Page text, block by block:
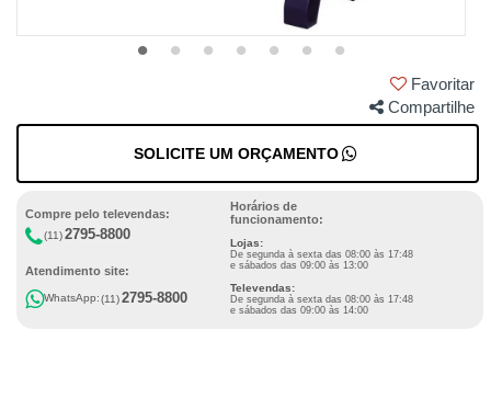
Favoritar
Compartilhe
SOLICITE UM ORÇAMENTO
Compre pelo televendas:
(11)2795-8800
Atendimento site:
WhatsApp:(11)2795-8800
Horários de
funcionamento:
Lojas:
De segunda à sexta das 08:00 às 17:48
e sábados das 09:00 às 13:00
Televendas:
De segunda à sexta das 08:00 às 17:48
e sábados das 09:00 às 14:00